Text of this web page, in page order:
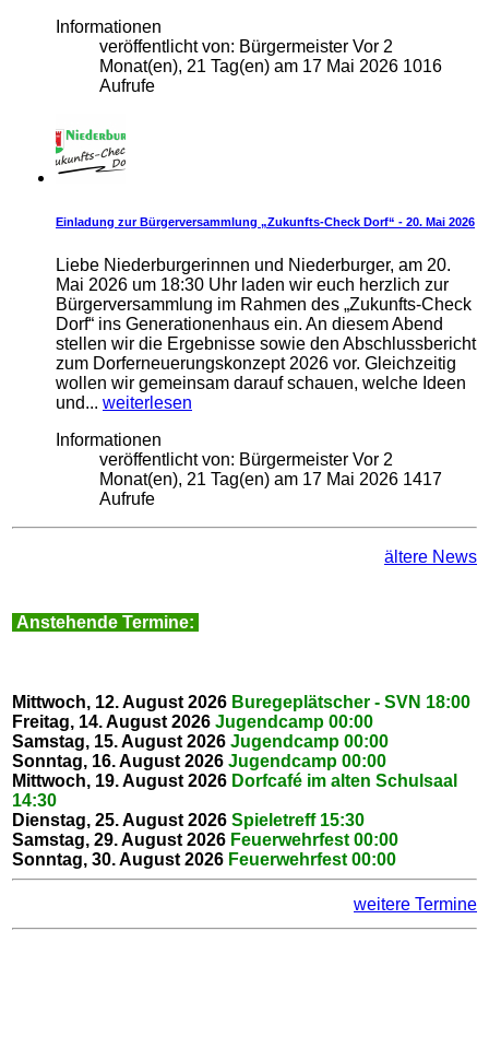
Informationen
veröffentlicht von: Bürgermeister Vor 2
Monat(en), 21 Tag(en) am 17 Mai 2026 1016
Aufrufe
Einladung zur Bürgerversammlung „Zukunfts-Check Dorf“ - 20. Mai 2026
Liebe Niederburgerinnen und Niederburger, am 20.
Mai 2026 um 18:30 Uhr laden wir euch herzlich zur
Bürgerversammlung im Rahmen des „Zukunfts-Check
Dorf“ ins Generationenhaus ein. An diesem Abend
stellen wir die Ergebnisse sowie den Abschlussbericht
zum Dorferneuerungskonzept 2026 vor. Gleichzeitig
wollen wir gemeinsam darauf schauen, welche Ideen
und... weiterlesen
Informationen
veröffentlicht von: Bürgermeister Vor 2
Monat(en), 21 Tag(en) am 17 Mai 2026 1417
Aufrufe
ältere News
Anstehende Termine:
Mittwoch, 12. August 2026 Buregeplätscher - SVN 18:00
Freitag, 14. August 2026 Jugendcamp 00:00
Samstag, 15. August 2026 Jugendcamp 00:00
Sonntag, 16. August 2026 Jugendcamp 00:00
Mittwoch, 19. August 2026 Dorfcafé im alten Schulsaal
14:30
Dienstag, 25. August 2026 Spieletreff 15:30
Samstag, 29. August 2026 Feuerwehrfest 00:00
Sonntag, 30. August 2026 Feuerwehrfest 00:00
weitere Termine